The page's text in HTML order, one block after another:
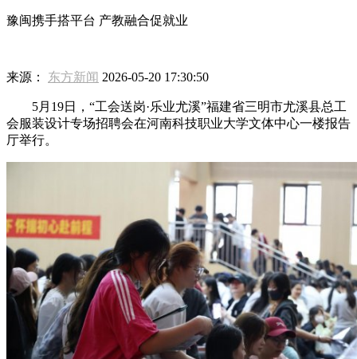
豫闽携手搭平台 产教融合促就业
来源： 东方新闻 2026-05-20 17:30:50
5月19日，“工会送岗·乐业尤溪”福建省三明市尤溪县总工
会服装设计专场招聘会在河南科技职业大学文体中心一楼报告
厅举行。